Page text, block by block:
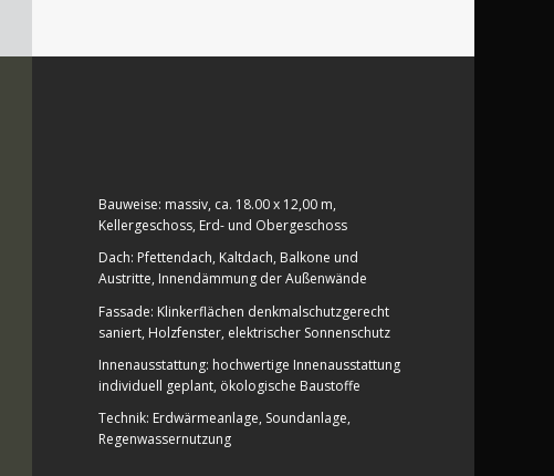
Bauweise: massiv, ca. 18.00 x 12,00 m,
Kellergeschoss, Erd- und Obergeschoss
Dach: Pfettendach, Kaltdach, Balkone und
Austritte, Innendämmung der Außenwände
Fassade: Klinkerflächen denkmalschutzgerecht
saniert, Holzfenster, elektrischer Sonnenschutz
Innenausstattung: hochwertige Innenausstattung
individuell geplant, ökologische Baustoffe
Technik: Erdwärmeanlage, Soundanlage,
Regenwassernutzung